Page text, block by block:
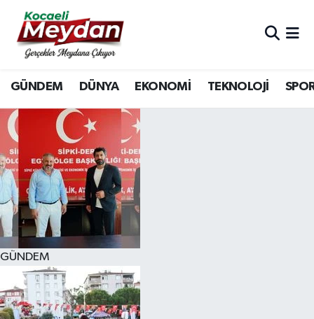
GÜNDEM DÜNYA EKONOMİ TEKNOLOJİ
GÜNDEM
Nöbetçi Eczaneler
Hava Durumu
Trafik Durumu
Süper Lig Puan Durumu ve Fikstür
Tüm Manşetler
Son Dakika Haberleri
Haber Arşivi